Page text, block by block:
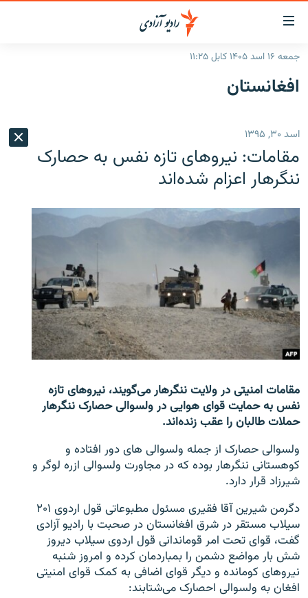
لینک‌های
قابل
دسترسی
بازگشت
بازگشت
منوی
اصلی
به
صفحه نخست
گزارش‌ها
منطقه
شرق میانه
افغانستان
جهان
جدول نشرات
مصاحبه‌ها
مجموعه تصویری
بحران مهاجرت
'کووید-۱۹'
تماس
صفحه پشتو
Azadi English
به ما بپیوندید
همۀ سایت‌های رادیو آزادی/ رادیو اروپای آزاد
جمعه ۱۶ اسد ۱۴۰۵ کابل ۱۱:۲۵
افغانستان
اسد ۳۰, ۱۳۹۵
مقامات: نیروهای تازه نفس به حصارک
ننگرهار اعزام شده‌اند
مقامات امنیتی در ولایت ننگرهار می‌گویند، نیروهای تازه
نفس به حمایت قوای هوایی در ولسوالی حصارک ننگرهار
حملات طالبان را عقب زنده‌اند.
ولسوالی حصارک از جمله ولسوالی های دور افتاده و
کوهستانی ننگرهار بوده که در مجاورت ولسوالی ازره لوگر و
شیرزاد قرار دارد.
دگرمن شیرین آقا فقیری مسئول مطبوعاتی قول اردوی ۲۰۱
سیلاب مستقر در شرق افغانستان در صحبت با رادیو آزادی
گفت، قوای تحت امر قوماندانی قول اردوی سیلاب دیروز
شش بار مواضع دشمن را بمباردمان کرده و امروز شنبه
نیروهای کومانده و دیگر قوای اضافی به کمک قوای امنیتی
افغان به ولسوالی احصارک می‌شتابند: